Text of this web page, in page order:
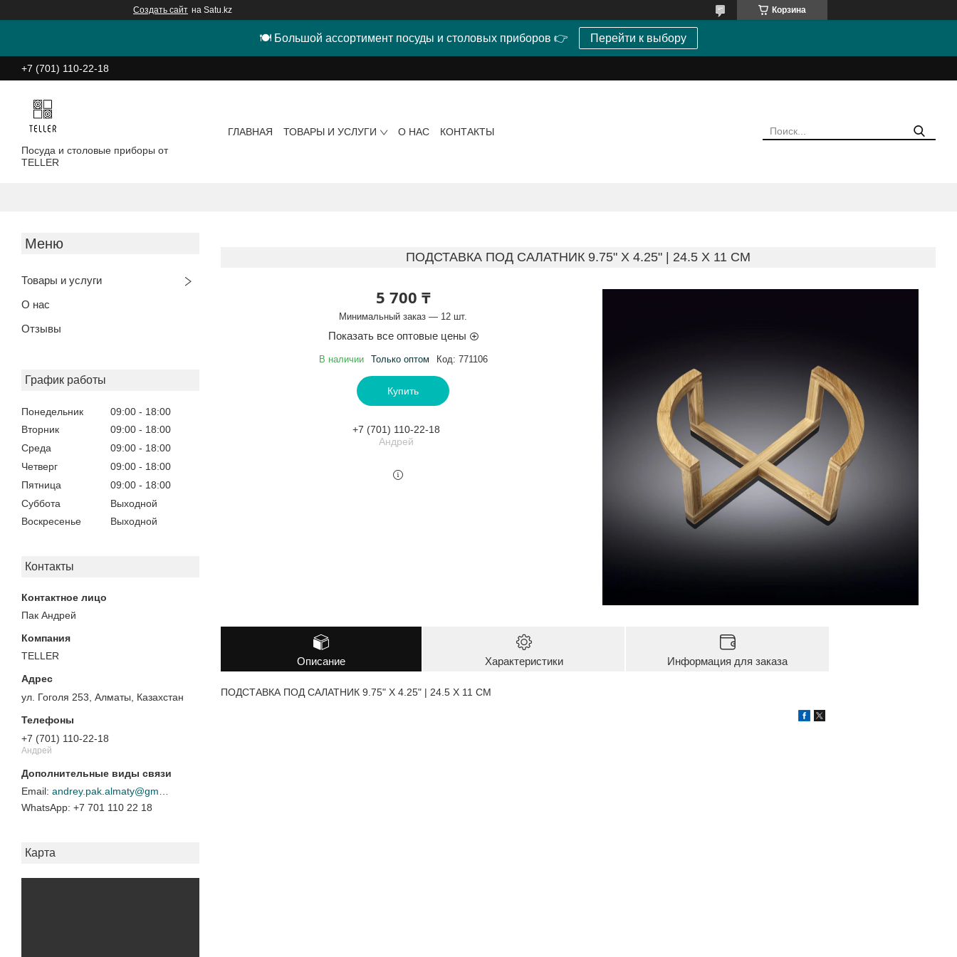
Создать сайт на Satu.kz Корзина
🍽 Большой ассортимент посуды и столовых приборов 👉 Перейти к выбору
+7 (701) 110-22-18
Посуда и столовые приборы от
TELLER
ГЛАВНАЯ ТОВАРЫ И УСЛУГИ О НАС КОНТАКТЫ
Товары и услуги
О нас
Отзывы
График работы
Понедельник 09:00
18:00
Вторник
09:00
18:00
Среда
09:00
18:00
Четверг
09:00
18:00
Пятница
09:00
18:00
Суббота
Выходной
Воскресенье
Выходной
Контакты
Пак Андрей
TELLER
ул. Гоголя 253, Алматы, Казахстан
+7 (701) 110-22-18
Андрей
+7 701 110 22 18
Карта
ПОДСТАВКА ПОД САЛАТНИК 9.75" X 4.25" | 24.5 X 11 CM
5 700 ₸
Минимальный заказ — 12 шт.
Показать все оптовые цены
В наличии Только оптом Код: 771106
Купить
+7 (701) 110-22-18
Андрей
Описание Характеристики Информация для заказа
ПОДСТАВКА ПОД САЛАТНИК 9.75" X 4.25" | 24.5 X 11 CM